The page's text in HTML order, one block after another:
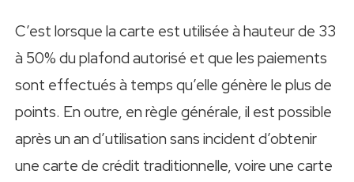
C’est lorsque la carte est utilisée à hauteur de 33
à 50% du plafond autorisé et que les paiements
sont effectués à temps qu’elle génère le plus de
points. En outre, en règle générale, il est possible
après un an d’utilisation sans incident d’obtenir
une carte de crédit traditionnelle, voire une carte